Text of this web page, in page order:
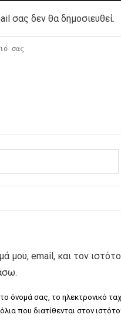
σας δεν θα δημοσιευθεί.
μου, email, και τον
όνομά σας, το ηλεκτρονικό
που διατίθενται στον